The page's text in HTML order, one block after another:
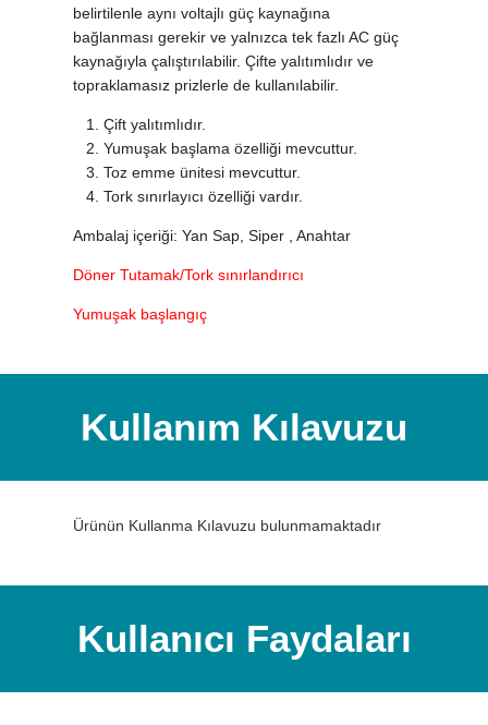
belirtilenle aynı voltajlı güç kaynağına
bağlanması gerekir ve yalnızca tek fazlı AC güç
kaynağıyla çalıştırılabilir. Çifte yalıtımlıdır ve
topraklamasız prizlerle de kullanılabilir.
Çift yalıtımlıdır.
Yumuşak başlama özelliği mevcuttur.
Toz emme ünitesi mevcuttur.
Tork sınırlayıcı özelliği vardır.
Ambalaj içeriği: Yan Sap, Siper , Anahtar
Döner Tutamak/Tork sınırlandırıcı
Yumuşak başlangıç
Kullanım Kılavuzu
Ürünün Kullanma Kılavuzu bulunmamaktadır
Kullanıcı Faydaları